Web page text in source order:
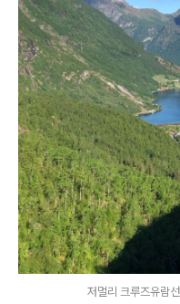
저멀리 크루즈유람